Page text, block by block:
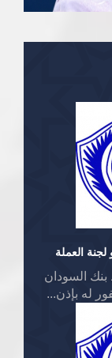
العملة
السودان
له بإذن...